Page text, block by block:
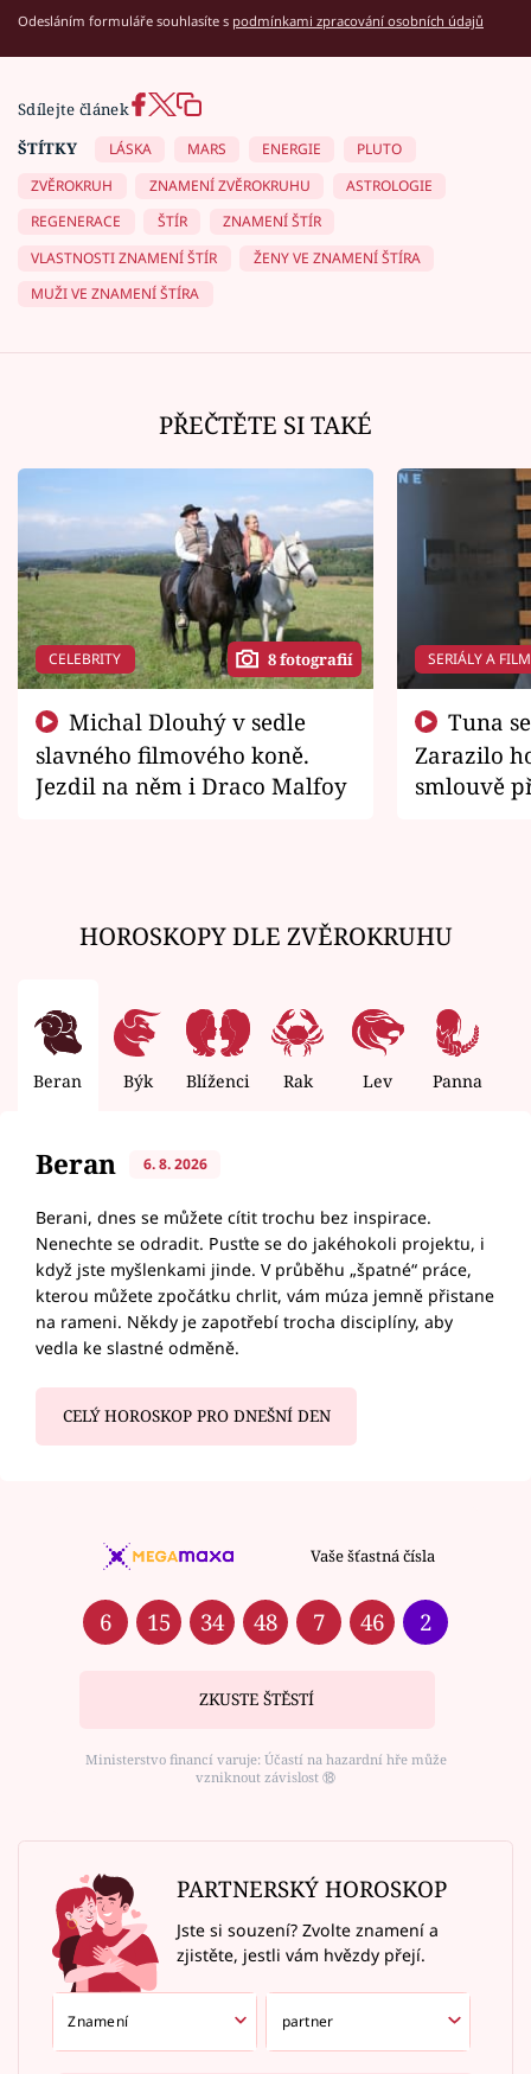
Odesláním formuláře souhlasíte s podmínkami zpracování osobních údajů
Sdílejte článek
ŠTÍTKY
LÁSKA MARS ENERGIE
PLUTO
ZVĚROKRUH
ZNAMENÍ ZVĚROKRUHU
ASTROLOGIE
REGENERACE
ŠTÍR
ZNAMENÍ ŠTÍR
VLASTNOSTI ZNAMENÍ ŠTÍR
ŽENY VE ZNAMENÍ ŠTÍRA
MUŽI VE ZNAMENÍ ŠTÍRA
PŘEČTĚTE SI TAKÉ
CELEBRITY 8 fotografií
slavného filmového koně.
Jezdil na něm i Draco Malfoy
SERIÁLY A
Zarazilo
smlouvě
HOROSKOPY DLE ZVĚROKRUHU
Beran Býk Blíženci Rak Lev Panna
Beran 6. 8. 2026
Berani, dnes se můžete cítit trochu bez inspirace.
Nenechte se odradit. Pusťte se do jakéhokoli projektu, i
když jste myšlenkami jinde. V průběhu „špatné“ práce,
kterou můžete zpočátku chrlit, vám múza jemně přistane
na rameni. Někdy je zapotřebí trocha disciplíny, aby
vedla ke slastné odměně.
CELÝ HOROSKOP PRO DNEŠNÍ DEN
Vaše šťastná čísla
6 15 34 48 7 46 2
ZKUSTE ŠTĚSTÍ
Ministerstvo financí varuje: Účastí na hazardní hře může
vzniknout závislost ⑱
PARTNERSKÝ HOROSKOP
Jste si souzení? Zvolte znamení a
zjistěte, jestli vám hvězdy přejí.